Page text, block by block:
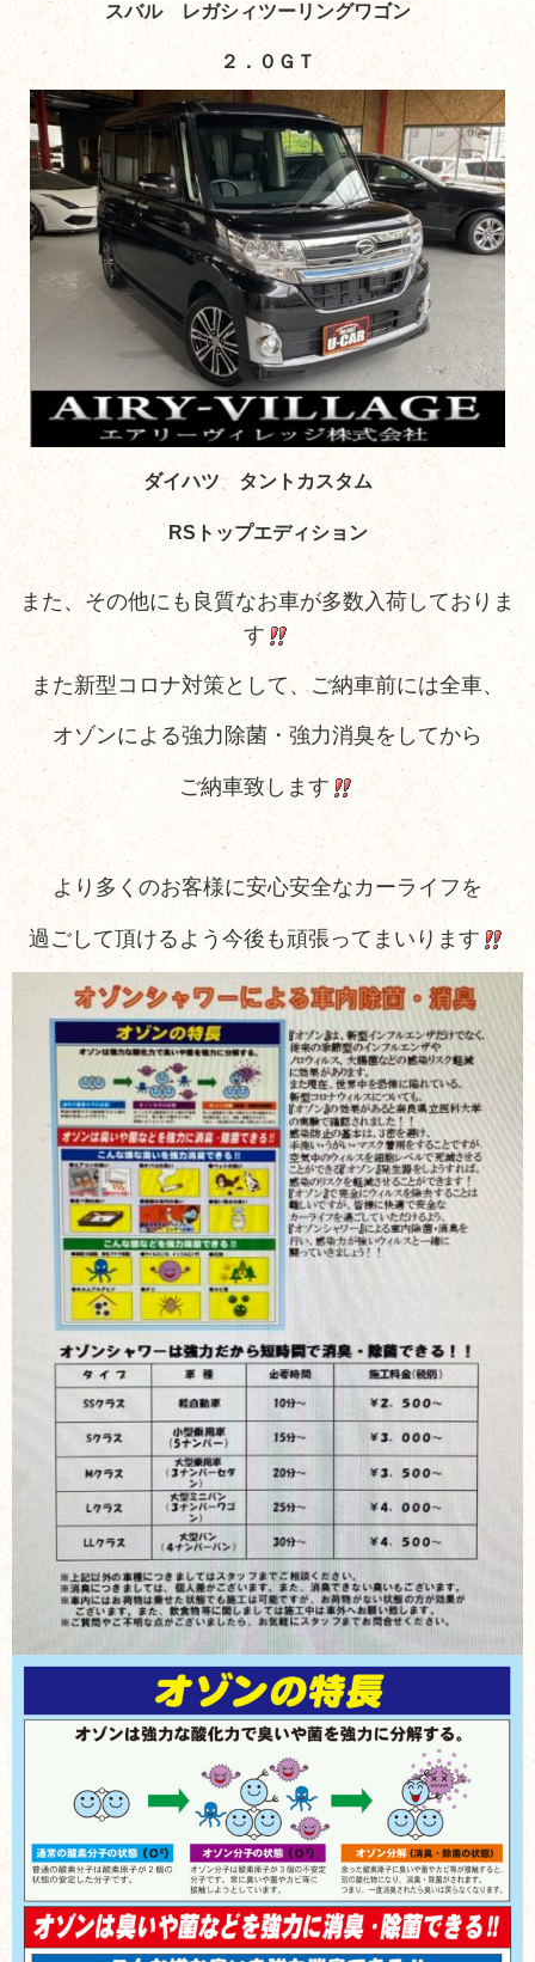
スバル レガシィツーリングワゴン
２．０ＧＴ
ダイハツ タントカスタム
RSトップエディション
また、その他にも良質なお車が多数入荷しておりま
す
また新型コロナ対策として、ご納車前には全車、
オゾンによる強力除菌・強力消臭をしてから
ご納車致します
より多くのお客様に安心安全なカーライフを
過ごして頂けるよう今後も頑張ってまいります